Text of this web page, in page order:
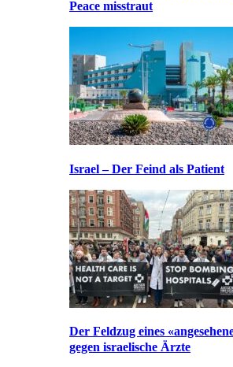
Peace misstraut
Israel – Der Feind als Patient
Der Feldzug eines
gegen israelische Ärzte